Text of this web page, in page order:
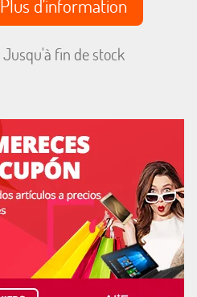
Plus d'information
Jusqu'à fin de stock